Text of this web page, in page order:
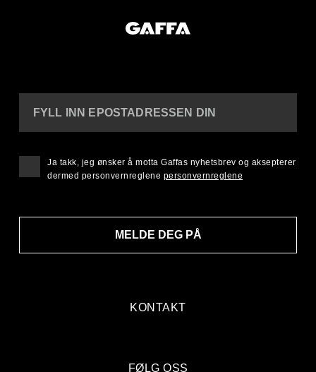
KONTAKT
FYLL INN EPOSTADRESSEN DIN
MELDE DEG PÅ
Ja takk, jeg ønsker å motta Gaffas nyhetsbrev og aksepterer
dermed personvernreglene personvernreglene
FØLG OSS